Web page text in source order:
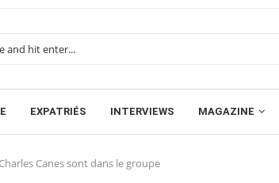
EXPATRIÉS INTERVIEWS MAGAZINE
Canes sont dans le groupe